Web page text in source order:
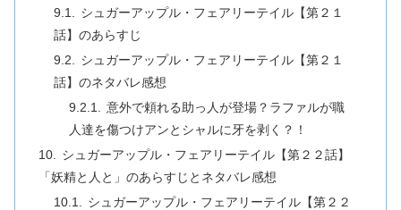
シュガーアップル・フェアリーテイル【第２１
話】のあらすじ
シュガーアップル・フェアリーテイル【第２１
話】のネタバレ感想
意外で頼れる助っ人が登場？ラファルが職
人達を傷つけアンとシャルに牙を剥く？！
シュガーアップル・フェアリーテイル【第２２話】
「妖精と人と」のあらすじとネタバレ感想
シュガーアップル・フェアリーテイル【第２２